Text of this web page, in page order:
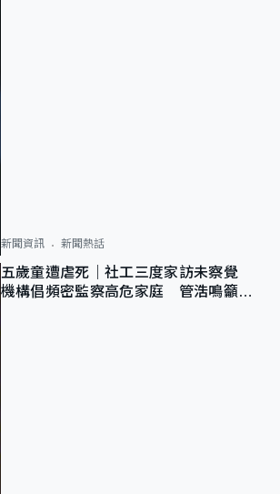
新聞資訊 新聞熱話
五歲童遭虐死｜社工三度家訪未察覺
機構倡頻密監察高危家庭 管浩鳴籲加